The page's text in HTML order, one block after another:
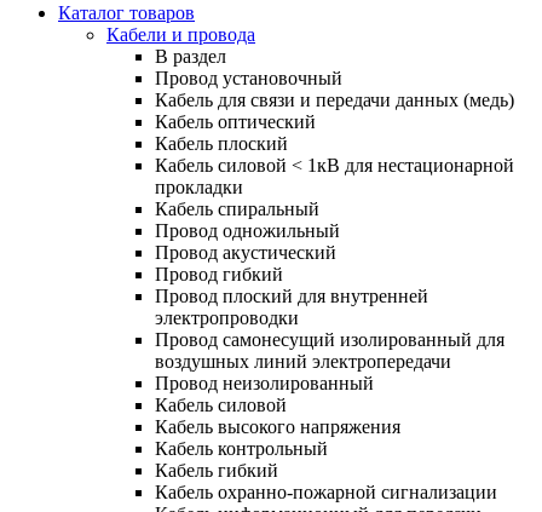
Каталог товаров
Кабели и провода
В раздел
Провод установочный
Кабель для связи и передачи данных (медь)
Кабель оптический
Кабель плоский
Кабель силовой < 1кВ для нестационарной
прокладки
Кабель спиральный
Провод одножильный
Провод акустический
Провод гибкий
Провод плоский для внутренней
электропроводки
Провод самонесущий изолированный для
воздушных линий электропередачи
Провод неизолированный
Кабель силовой
Кабель высокого напряжения
Кабель контрольный
Кабель гибкий
Кабель охранно-пожарной сигнализации